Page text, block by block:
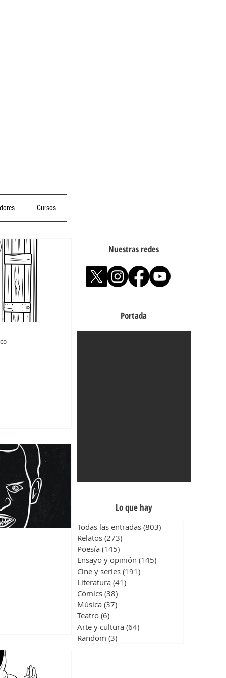
Cursos
Nuestras redes
Portada
Lo que hay
Todas las entradas (803)
Relatos (273)
Poesía (145)
Ensayo y opinión (145)
Cine y series (191)
Literatura (41)
Cómics (38)
Música (37)
Teatro (6)
Arte y cultura (64)
Random (3)